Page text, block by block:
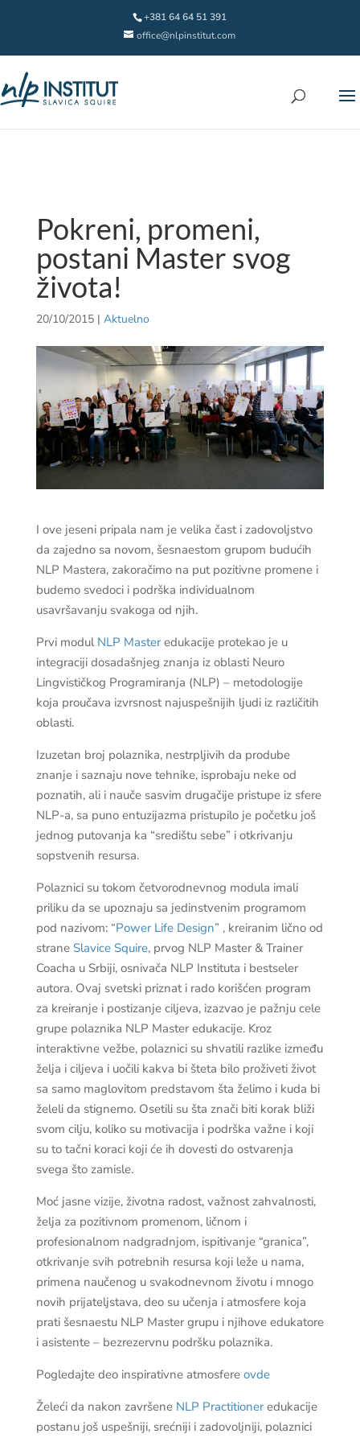
+381 64 64 51 391
office@nlpinstitut.com
Pokreni, promeni,
postani Master svog
života!
20/10/2015| Aktuelno
I ove jeseni pripala nam je velika čast i zadovoljstvo
da zajedno sa novom, šesnaestom grupom budućih
NLP Mastera, zakoračimo na put pozitivne promene i
budemo svedoci i podrška individualnom
usavršavanju svakoga od njih.
Prvi modul NLP Masteredukacije protekao je u
integraciji dosadašnjeg znanja iz oblasti Neuro
Lingvističkog Programiranja (NLP) – metodologije
koja proučava izvrsnost najuspešnijih ljudi iz različitih
oblasti.
Izuzetan broj polaznika, nestrpljivih da prodube
znanje i saznaju nove tehnike, isprobaju neke od
poznatih, ali i nauče sasvim drugačije pristupe iz sfere
NLP-a, sa puno entuzijazma pristupilo je početku još
jednog putovanja ka “središtu sebe” i otkrivanju
sopstvenih resursa.
Polaznici su tokom četvorodnevnog modula imali
priliku da se upoznaju sa jedinstvenim programom
pod nazivom: “Power Life Design” , kreiranim lično od
strane Slavice Squire, prvog NLP Master & Trainer
Coacha u Srbiji, osnivača NLP Instituta i bestseler
autora. Ovaj svetski priznat i rado korišćen program
za kreiranje i postizanje ciljeva, izazvao je pažnju cele
grupe polaznika NLP Master edukacije. Kroz
interaktivne vežbe, polaznici su shvatili razlike između
želja i ciljeva i uočili kakva bi šteta bilo proživeti život
sa samo maglovitom predstavom šta želimo i kuda bi
želeli da stignemo. Osetili su šta znači biti korak bliži
svom cilju, koliko su motivacija i podrška važne i koji
su to tačni koraci koji će ih dovesti do ostvarenja
svega što zamisle.
Moć jasne vizije, životna radost, važnost zahvalnosti,
želja za pozitivnom promenom, ličnom i
profesionalnom nadgradnjom, ispitivanje “granica”,
otkrivanje svih potrebnih resursa koji leže u nama,
primena naučenog u svakodnevnom životu i mnogo
novih prijateljstava, deo su učenja i atmosfere koja
prati šesnaestu NLP Master grupu i njihove edukatore
i asistente – bezrezervnu podršku polaznika.
Pogledajte deo inspirativne atmosfere ovde
Želeći da nakon završene NLP Practitioneredukacije
postanu još uspešniji, srećniji i zadovoljniji, polaznici